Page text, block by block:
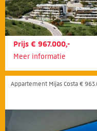
Prijs € 967.000,-
Meer informatie
Appartement Mijas Costa €